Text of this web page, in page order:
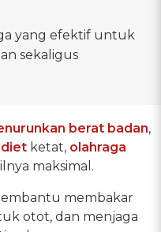
yang efektif untuk
sekaligus
berat badan,
diet ketat, olahraga
maksimal.
membakar
otot, dan menjaga